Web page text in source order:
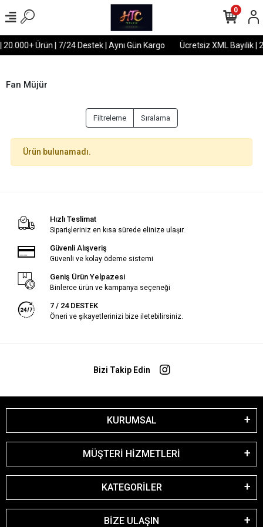
Ürün | 7/24 Destek | Aynı Gün Kargo Ücretsiz XML Bayilik |
0
Fan Müjür
Filtreleme Sıralama
Ürün bulunamadı.
Hızlı Teslimat
Siparişleriniz en kısa sürede elinize ulaşır.
Güvenli Alışveriş
Güvenli ve kolay ödeme sistemi
Geniş Ürün Yelpazesi
Binlerce ürün ve kampanya seçeneği
7 / 24 DESTEK
Öneri ve şikayetlerinizi bize iletebilirsiniz.
Bizi Takip Edin
KURUMSAL
MÜŞTERİ HİZMETLERİ
KATEGORİLER
BİZE ULAŞIN